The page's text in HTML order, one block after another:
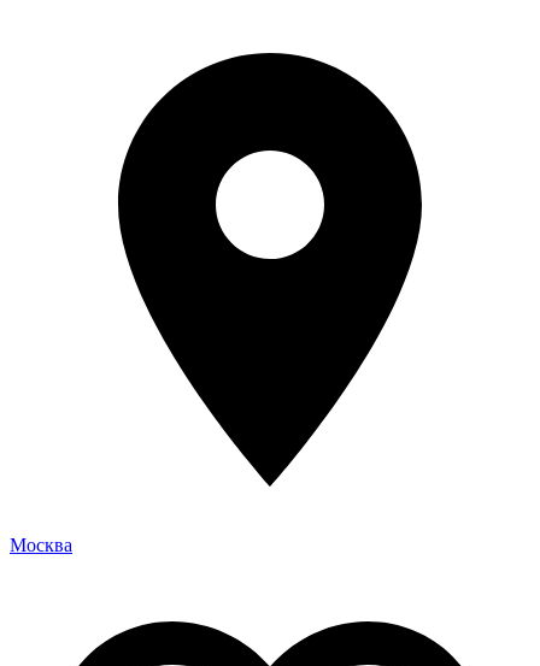
Москва